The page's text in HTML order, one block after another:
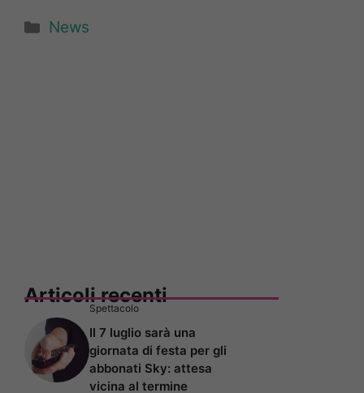
Categorie
News
Articoli recenti
Spettacolo
Il 7 luglio sarà una
giornata di festa per gli
abbonati Sky: attesa
vicina al termine